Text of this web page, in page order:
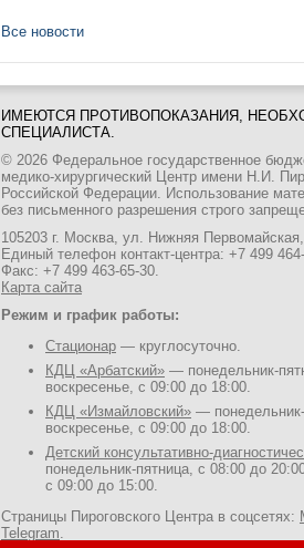
Все новости
ИМЕЮТСЯ ПРОТИВОПОКАЗАНИЯ,
СПЕЦИАЛИСТА.
© 2026 Федеральное государственное
медико-хирургический Центр имени Н.И.
Российской Федерации. Использование
без письменного разрешения строго
105203 г. Москва, ул. Нижняя
Единый телефон контакт-центра: +7 499
Факс: +7 499 463-65-30.
Карта сайта
Режим и график работы:
Стационар — круглосуточно.
КДЦ «Арбатский» — понедельник-
воскресенье, с 09:00 до 18:00.
КДЦ «Измайловский» —
воскресенье, с 09:00 до 18:00.
Детский консультативно-
понедельник-пятница, с 08:00 до
с 09:00 до 15:00.
Страницы Пироговского Центра в соцсетях:
Telegram